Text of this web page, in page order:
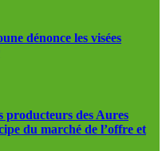
dénonce les visées
producteurs des Aures
du marché de l’offre et